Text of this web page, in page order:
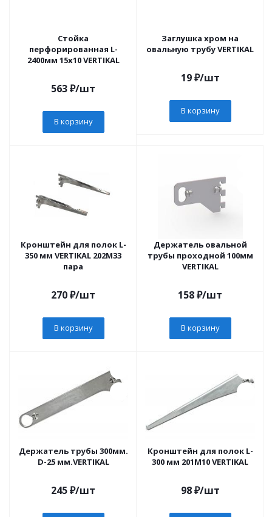
Стойка
перфорированная L-
2400мм 15х10 VERTIKAL
563₽/шт
В корзину
Заглушка хром на
овальную трубу VERTIKAL
19₽/шт
В корзину
Кронштейн для полок L-
350 мм VERTIKAL 202М33
пара
270₽/шт
В корзину
Держатель овальной
трубы проходной 100мм
VERTIKAL
158₽/шт
В корзину
Держатель трубы 300мм.
D-25 мм.VERTIKAL
245₽/шт
Кронштейн для полок L-
300 мм 201М10 VERTIKAL
98₽/шт